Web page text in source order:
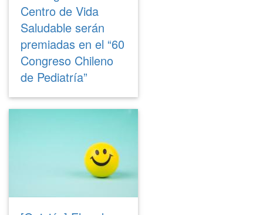
Centro de Vida
Saludable serán
premiadas en el “60
Congreso Chileno
de Pediatría”